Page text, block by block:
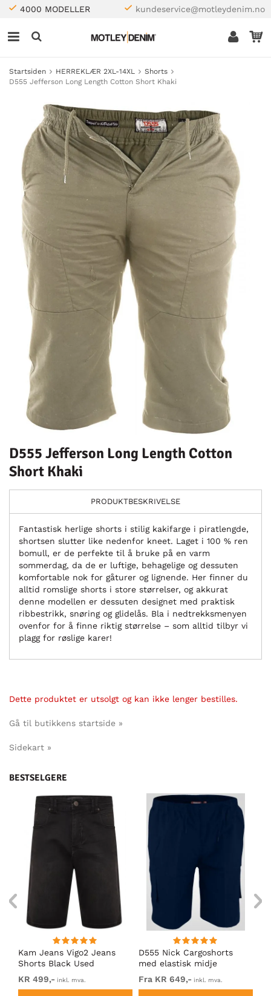
4000 MODELLER kundeservice@motleydenim.no
Startsiden HERREKLÆR 2XL-14XL
Shorts
D555 Jefferson Long Length Cotton Short Khaki
D555 Jefferson Long Length Cotton
Short Khaki
PRODUKTBESKRIVELSE
Fantastisk herlige shorts i stilig kakifarge i piratlengde,
shortsen slutter like nedenfor kneet. Laget i 100 % ren
bomull, er de perfekte til å bruke på en varm
sommerdag, da de er luftige, behagelige og dessuten
komfortable nok for gåturer og lignende. Her finner du
alltid romslige shorts i store størrelser, og akkurat
denne modellen er dessuten designet med praktisk
ribbestrikk, snøring og glidelås. Bla i nedtrekksmenyen
ovenfor for å finne riktig størrelse – som alltid tilbyr vi
plagg for røslige karer!
Dette produktet er utsolgt og kan ikke lenger bestilles.
Gå til butikkens startside »
Sidekart »
BESTSELGERE
Kam Jeans Vigo2 Jeans
Shorts Black Used
KR 499,- inkl. mva.
D555 Nick Cargoshorts
med elastisk midje
Marineblå
Fra KR 649,- inkl. mva.